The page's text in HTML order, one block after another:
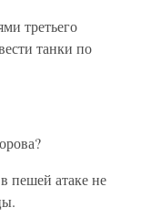
третьего
танки по
пешей атаке не